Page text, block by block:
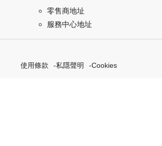
零售商地址
服務中心地址
使用條款 私隱聲明 Cookies